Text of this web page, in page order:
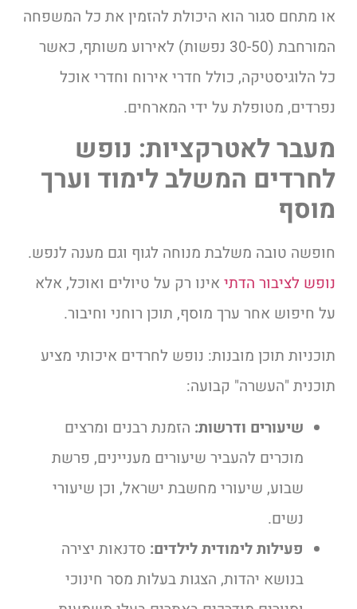
או מתחם סגור הוא היכולת להזמין את כל המשפחה
המורחבת (30-50 נפשות) לאירוע משותף, כאשר
כל הלוגיסטיקה, כולל חדרי אירוח וחדרי אוכל
נפרדים, מטופלת על ידי המארחים.
מעבר לאטרקציות: נופש
לחרדים המשלב לימוד וערך
מוסף
חופשה טובה משלבת מנוחה לגוף וגם מענה לנפש.
נופש לציבור הדתי אינו רק על טיולים ואוכל, אלא
על חיפוש אחר ערך מוסף, תוכן רוחני וחיבור.
תוכניות תוכן מובנות: נופש לחרדים איכותי מציע
תוכנית "העשרה" קבועה:
שיעורים ודרשות: הזמנת רבנים ומרצים
מוכרים להעביר שיעורים מעניינים, פרשת
שבוע, שיעורי מחשבת ישראל, וכן שיעורי
נשים.
פעילות לימודית לילדים: סדנאות יצירה
בנושא יהדות, הצגות בעלות מסר חינוכי